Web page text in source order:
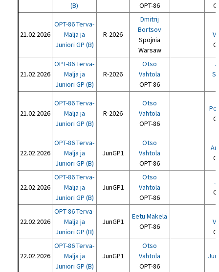
(B)
OPT-86
21.02.2026
OPT-86 Terva-
Malja ja
Juniori GP (B)
R-2026
Dmitrij
Bortsov
Spojnia
Warsaw
21.02.2026
OPT-86 Terva-
Malja ja
Juniori GP (B)
R-2026
Otso
Vahtola
OPT-86
21.02.2026
OPT-86 Terva-
Malja ja
Juniori GP (B)
R-2026
Otso
Vahtola
OPT-86
22.02.2026
OPT-86 Terva-
Malja ja
Juniori GP (B)
JunGP1
Otso
Vahtola
OPT-86
22.02.2026
OPT-86 Terva-
Malja ja
Juniori GP (B)
JunGP1
Otso
Vahtola
OPT-86
22.02.2026
OPT-86 Terva-
Malja ja
Juniori GP (B)
JunGP1
Eetu Mäkelä
OPT-86
22.02.2026
OPT-86 Terva-
Malja ja
Juniori GP (B)
JunGP1
Otso
Vahtola
OPT-86